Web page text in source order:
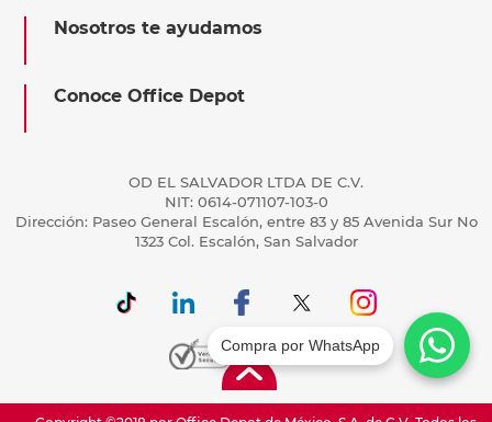
Nosotros te ayudamos
Conoce Office Depot
OD EL SALVADOR LTDA DE C.V.
NIT: 0614-071107-103-0
Dirección: Paseo General Escalón, entre 83 y 85 Avenida Sur No
1323 Col. Escalón, San Salvador
Compra por WhatsApp